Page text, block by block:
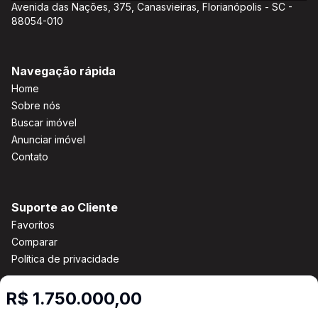
R$ 1.750.000,00
Avenida das Nações, 375, Canasvieiras, Florianópolis - SC -
88054-010
Navegação rápida
Home
Sobre nós
Buscar imóvel
Anunciar imóvel
Contato
Suporte ao Cliente
Favoritos
Comparar
Política de privacidade